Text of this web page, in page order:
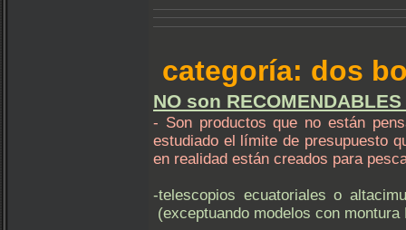
categoría: dos
NO son
- Son productos que no están
estudiado el límite de presupuesto
en realidad están creados para
-telescopios ecuatoriales o
(exceptuando modelos con